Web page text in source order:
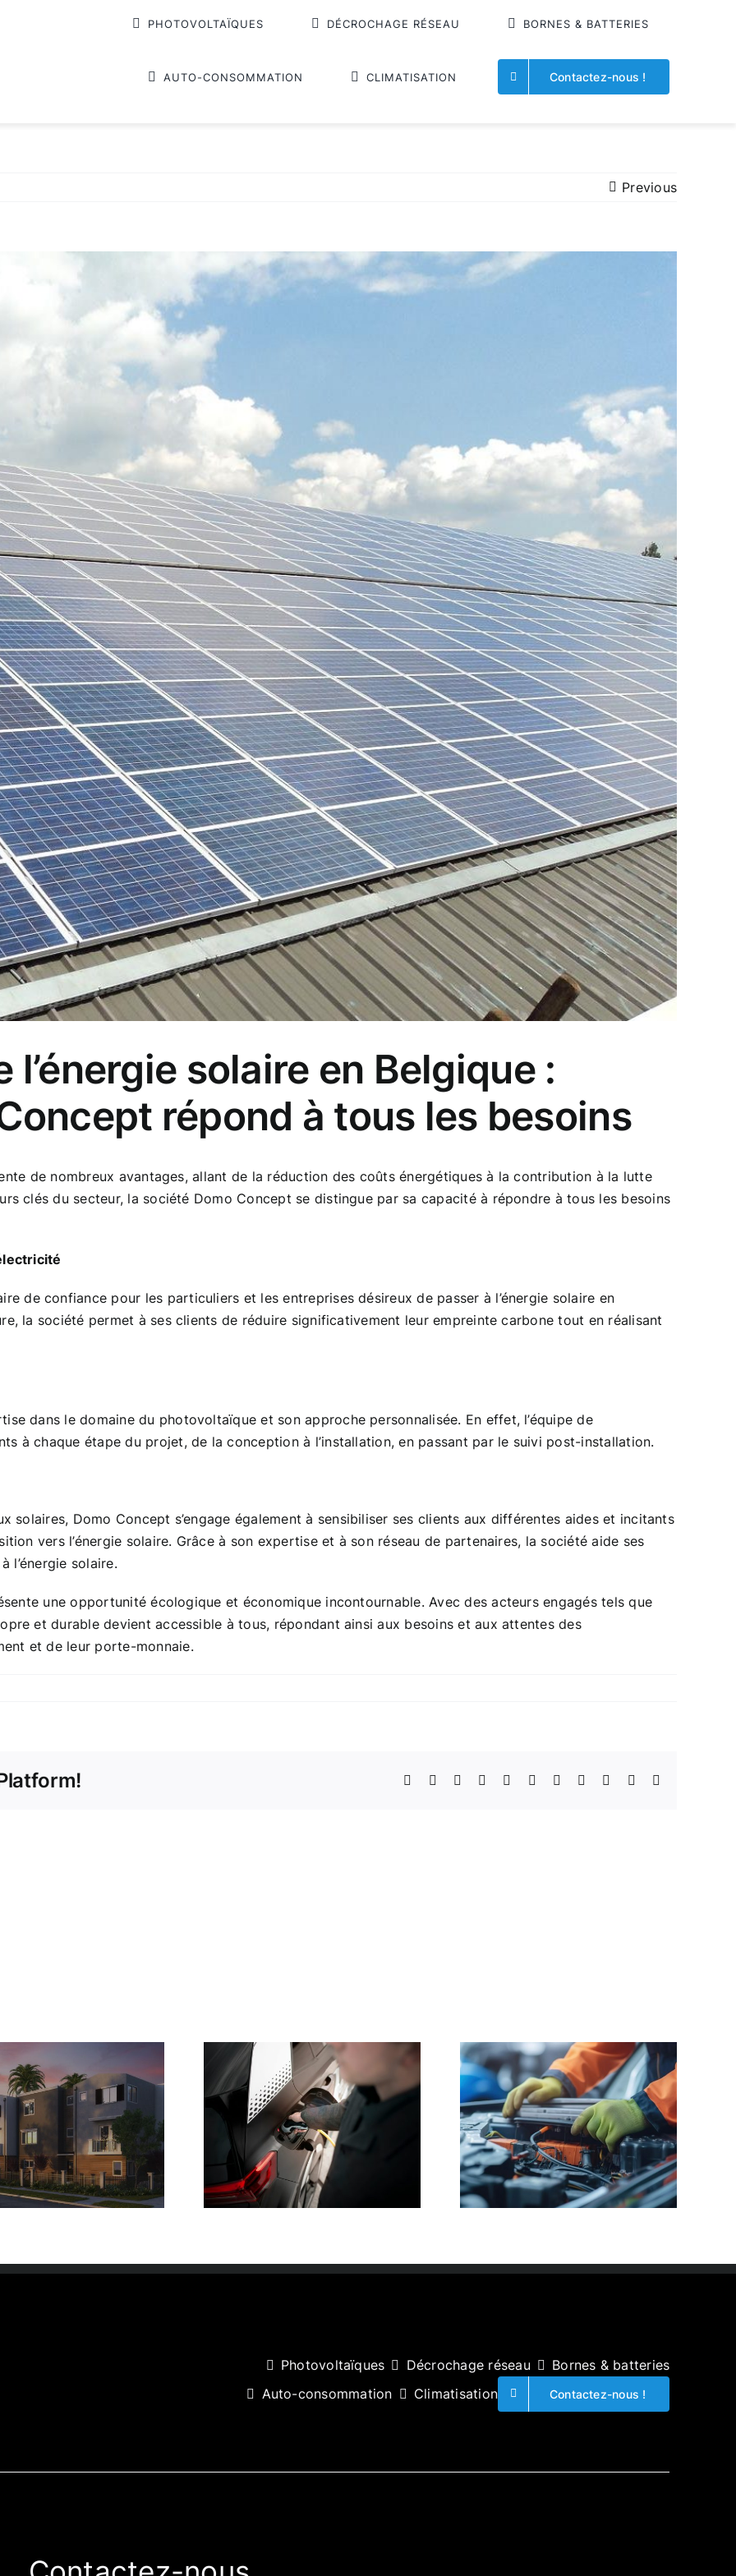
PHOTOVOLTAÏQUES DÉCROCHAGE RÉSEAU BORNES & BATTERIES
AUTO-CONSOMMATION CLIMATISATION Contactez-nous !
Previous
l’énergie solaire en Belgique :
répond à tous les besoins
de nombreux avantages, allant de la réduction des coûts énergétiques à la contribution à la lutte
clés du secteur, la société Domo Concept se distingue par sa capacité à répondre à tous les besoins
de confiance pour les particuliers et les entreprises désireux de passer à l’énergie solaire en
la société permet à ses clients de réduire significativement leur empreinte carbone tout en réalisant
dans le domaine du photovoltaïque et son approche personnalisée. En effet, l’équipe de
à chaque étape du projet, de la conception à l’installation, en passant par le suivi post-installation.
solaires, Domo Concept s’engage également à sensibiliser ses clients aux différentes aides et incitants
vers l’énergie solaire. Grâce à son expertise et à son réseau de partenaires, la société aide ses
l’énergie solaire.
une opportunité écologique et économique incontournable. Avec des acteurs engagés tels que
et durable devient accessible à tous, répondant ainsi aux besoins et aux attentes des
et de leur porte-monnaie.
Facebook Reddit LinkedInWhatsAppTelegram
TumblrPinterest Xing
Les tendances du
marché des
panneaux solaires
en Belgique :
l’expertise de
Domo Concept
Comment Passer
au Solaire ?
Photovoltaïques Décrochage réseau
Bornes & batteries
Auto-consommation
Climatisation Contactez-nous !